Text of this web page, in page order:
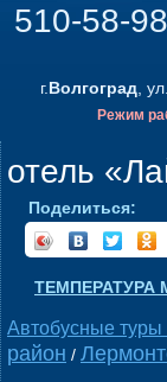
510-58-
г.Волгоград,
Режим
отель
Поделиться:
ТЕМПЕРАТУРА
Автобусные
район /